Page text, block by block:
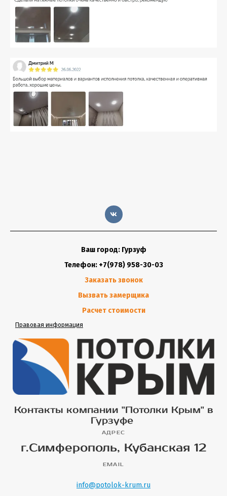
Ваш город: Гурзуф
Телефон: +7(978) 958-30-03
Заказать звонок
Вызвать замерщика
Расчет стоимости
Правовая информация
Контакты компании "Потолки Крым" в
Гурзуфе
АДРЕС
г.Симферополь, Кубанская 12
EMAIL
info@potolok-krum.ru